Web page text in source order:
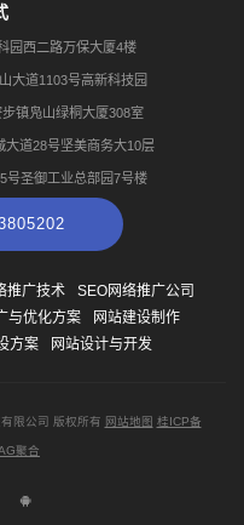
园西二路万保大厦4楼
大道1103号高新科技园
镇凫山绿桐大厦308室
道28号坚美商务大10层
号圣御工业总部园7号楼
推广技术
SEO网络推广公司
与优化方案
网站建设制作
方案 网站设计与开发
限公司 版权所有 网站地图 桂ICP备
聚合